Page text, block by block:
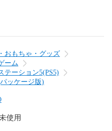
軽にご質問ください。
願いします！
おもちゃ・グッズ
ーム
テーション5(PS5)
ッケージ版)
使用